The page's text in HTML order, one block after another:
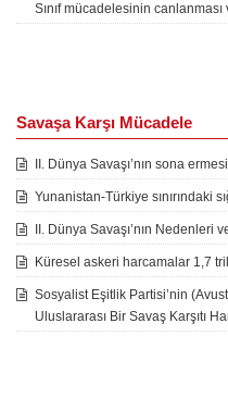
Sınıf mücadelesinin
Savaşa Karşı Mücadele
II. Dünya Savaşı’nın sona
Yunanistan-Türkiye sınırındaki
II. Dünya Savaşı’nın Nedenleri
Küresel askeri harcamalar 1,7
Sosyalist Eşitlik Partisi’nin
Uluslararası Bir Savaş Karşıtı